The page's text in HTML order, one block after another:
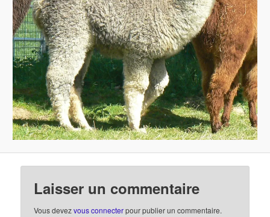
Laisser un commentaire
Vous devezvous connecterpour publier un commentaire.